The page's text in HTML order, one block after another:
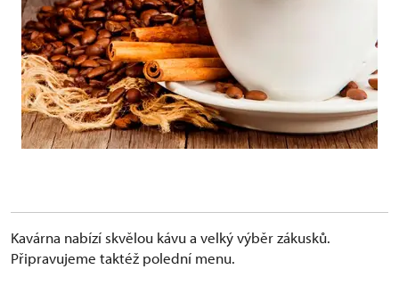
Kavárna nabízí skvělou kávu a velký výběr zákusků.
Připravujeme taktéž polední menu.